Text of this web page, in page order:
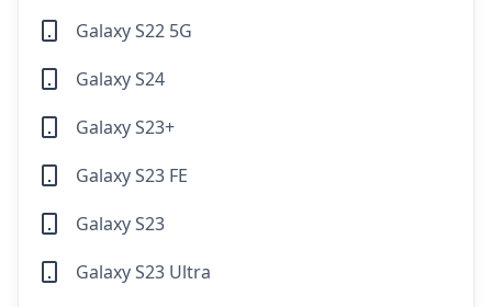
Galaxy S22 5G
Galaxy S24
Galaxy S23+
Galaxy S23 FE
Galaxy S23
Galaxy S23 Ultra